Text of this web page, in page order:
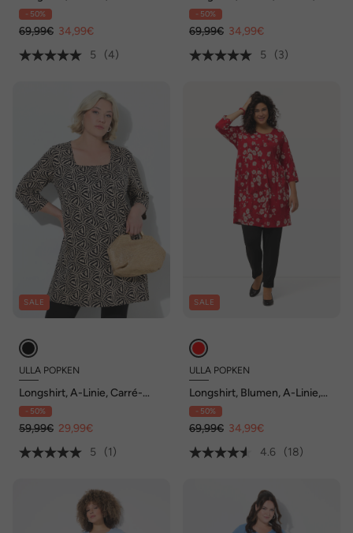
Ausschnitt, 3/4-Arm
- 50%
69,99€ 34,99€
5
(4)
Ausschnitt, 3/4-Arm
- 50%
69,99€ 34,99€
5
(3)
SALE
ULLA POPKEN
Longshirt, A-Linie, Carré-
Ausschnitt, 3/4-Arm
- 50%
59,99€ 29,99€
5
(1)
SALE
ULLA POPKEN
Longshirt, Blumen, A-Linie,
Rundhals, 3/4-Arm
- 50%
69,99€ 34,99€
4.6
(18)